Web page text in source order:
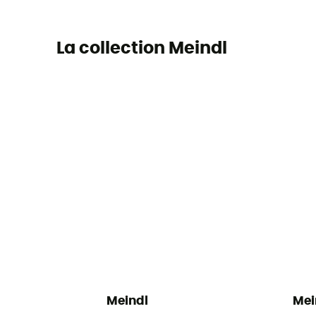
La collection Meindl
Meindl